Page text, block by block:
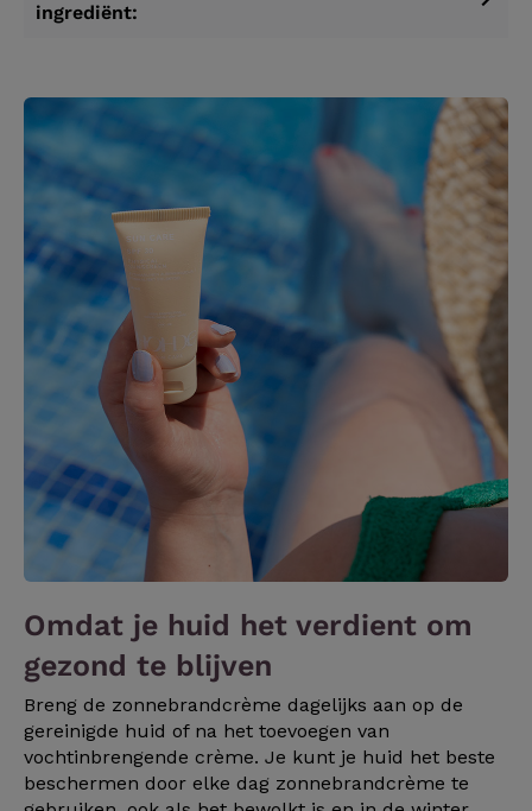
ingrediënt:
Omdat je huid het verdient om
gezond te blijven
Breng de zonnebrandcrème dagelijks aan op de
gereinigde huid of na het toevoegen van
vochtinbrengende crème. Je kunt je huid het beste
beschermen door elke dag zonnebrandcrème te